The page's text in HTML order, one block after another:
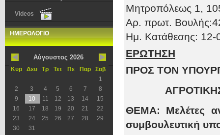
Videos
ΗΜΕΡΟΛΟΓΙΟ
Αύγουστος 2026
Κυρ Δευ Τρ Τετ Πε Παρ
Σαβ
1
2
3 4 5 6 7
8
9
10 11 12 13 14
15
16
17 18 19 20 21
22
23
24 25 26 27 28
29
30
31
Μητροπόλεως 1,
Αρ. πρωτ. Βουλής:4
Ημ. Κατάθεσης: 12-
ΕΡΩΤΗΣΗ
ΠΡΟΣ ΤΟΝ
ΘΕΜΑ:
Μελέτες
συμβουλευτική